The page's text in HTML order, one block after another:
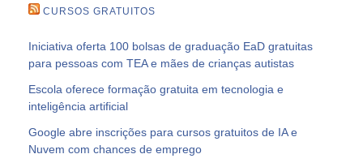
CURSOS GRATUITOS
Iniciativa oferta 100 bolsas de graduação EaD gratuitas
para pessoas com TEA e mães de crianças autistas
Escola oferece formação gratuita em tecnologia e
inteligência artificial
Google abre inscrições para cursos gratuitos de IA e
Nuvem com chances de emprego